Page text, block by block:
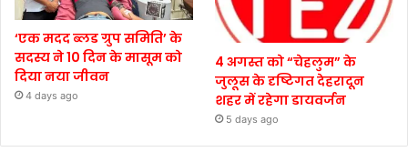
‘एक मदद ब्लड ग्रुप समिति’ के
सदस्य ने 10 दिन के मासूम को
दिया नया जीवन
4 days ago
4 अगस्त को “चेहलुम” के
जुलूस के दृष्टिगत देहरादून
शहर में रहेगा डायवर्जन
5 days ago